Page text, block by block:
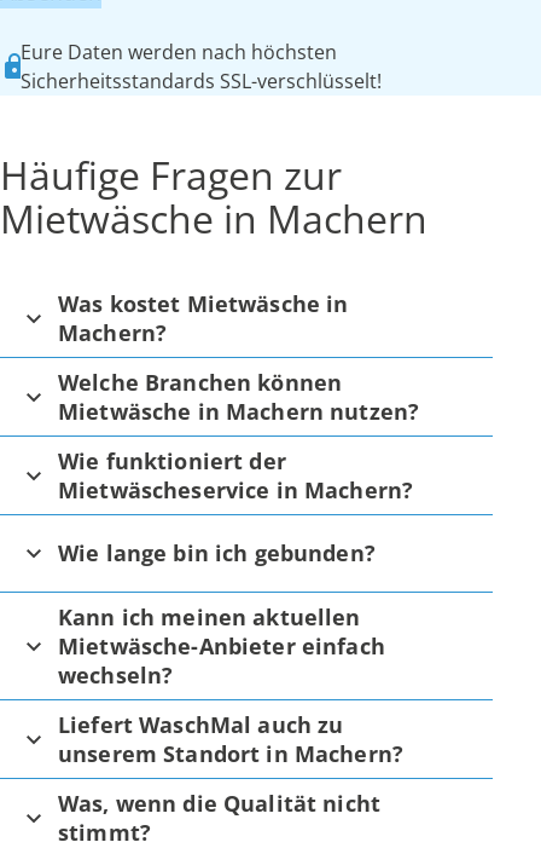
Eure Daten werden nach höchsten
Sicherheitsstandards SSL-verschlüsselt!
Häufige Fragen zur
Mietwäsche in Machern
Was kostet Mietwäsche in
Machern?
Welche Branchen können
Mietwäsche in Machern nutzen?
Wie funktioniert der
Mietwäscheservice in Machern?
Wie lange bin ich gebunden?
Kann ich meinen aktuellen
Mietwäsche-Anbieter einfach
wechseln?
Liefert WaschMal auch zu
unserem Standort in Machern?
Was, wenn die Qualität nicht
stimmt?